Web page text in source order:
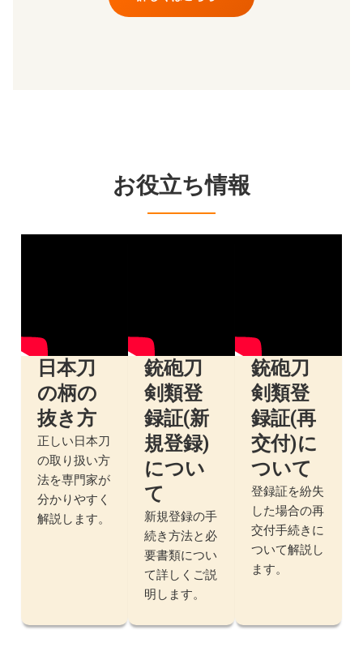
お役立ち情報
日本刀
の柄の
抜き方
正しい日本刀
の取り扱い方
法を専門家が
分かりやすく
解説します。
銃砲刀
剣類登
録証(新
規登録)
につい
て
新規登録の手
続き方法と必
要書類につい
て詳しくご説
明します。
銃砲刀
剣類登
録証(再
交付)に
ついて
登録証を紛失
した場合の再
交付手続きに
ついて解説し
ます。